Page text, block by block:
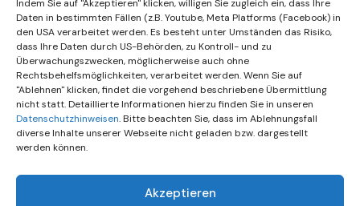
Indem Sie auf "Akzeptieren" klicken, willigen Sie zugleich ein, dass Ihre
Daten in bestimmten Fällen (z.B. Youtube, Meta Platforms (Facebook) in
den USA verarbeitet werden. Es besteht unter Umständen das Risiko,
dass Ihre Daten durch US-Behörden, zu Kontroll- und zu
Überwachungszwecken, möglicherweise auch ohne
Rechtsbehelfsmöglichkeiten, verarbeitet werden. Wenn Sie auf
"Ablehnen" klicken, findet die vorgehend beschriebene Übermittlung
nicht statt. Detaillierte Informationen hierzu finden Sie in unseren
Datenschutzhinweisen. Bitte beachten Sie, dass im Ablehnungsfall
diverse Inhalte unserer Webseite nicht geladen bzw. dargestellt
werden können.
Akzeptieren
07254 / 93 26 0
Dialog Integration Freundschaft
Kolpingstraße 86
68753 Waghäusel